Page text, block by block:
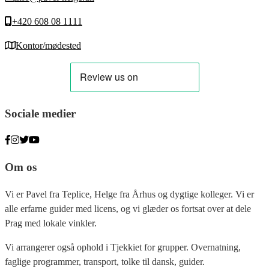
+420 608 08 1111
Kontor/mødested
Sociale medier
Om os
Vi er Pavel fra Teplice, Helge fra Århus og dygtige kolleger. Vi er
alle erfarne guider med licens, og vi glæder os fortsat over at dele
Prag med lokale vinkler.
Vi arrangerer også ophold i Tjekkiet for grupper. Overnatning,
faglige programmer, transport, tolke til dansk, guider.